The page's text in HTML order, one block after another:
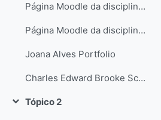
Página Moodle da disciplina de Science
Página Moodle da disciplina de Science II
Joana Alves Portfolio
Charles Edward Brooke School Science Departament
Contrair
Tópico 2